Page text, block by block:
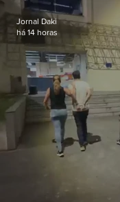
Jornal Daki
há 14 horas